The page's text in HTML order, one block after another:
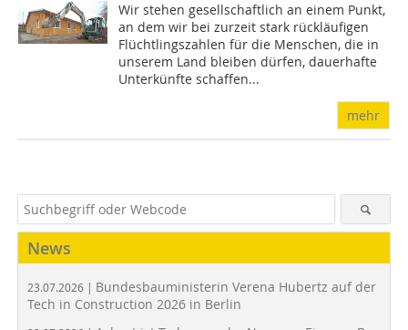
Wir stehen gesellschaftlich an einem Punkt,
an dem wir bei zurzeit stark rückläufigen
Flüchtlingszahlen für die Menschen, die in
unserem Land bleiben dürfen, dauerhafte
Unterkünfte schaffen...
mehr
News
23.07.2026 | Bundesbauministerin Verena Hubertz auf der
Tech in Construction 2026 in Berlin